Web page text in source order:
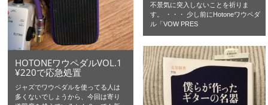
不景気に突入しないことを祈りま
す。 ・・・ 少し前にHotoneワウペダ
ル「VOW PRES
HOTONEワウペダルVOL.1
¥220で応急処置
ジャズでワウペダルを使ってる人は
多くないでしょうから、今回は寄り